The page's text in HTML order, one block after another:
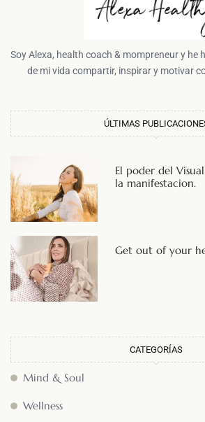
Soy Alexa, health coach & mompreneur y he
de mi vida compartir, inspirar y motivar
ÚLTIMAS
El poder del
la manifestacion.
Get out of your
CATEGORÍAS
Mind & Soul
Wellness